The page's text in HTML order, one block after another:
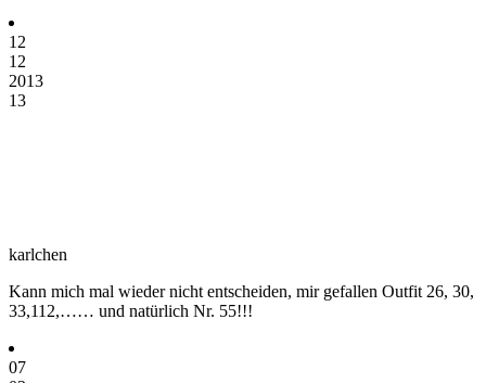
12
12
2013
13
karlchen
Kann mich mal wieder nicht entscheiden, mir gefallen Outfit 26, 30,
33,112,…… und natürlich Nr. 55!!!
07